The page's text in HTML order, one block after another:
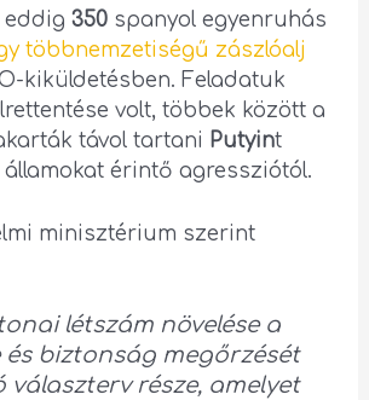
eddig350 spanyol egyenruhás
többnemzetiségű zászlóalj
kiküldetésben. Feladatuk
volt, többek között a
távol tartani Putyint
érintő agressziótól.
minisztérium szerint
létszám növelése a
és biztonság megőrzését
választerv része, amelyet